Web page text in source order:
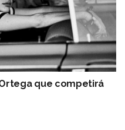
que competirá